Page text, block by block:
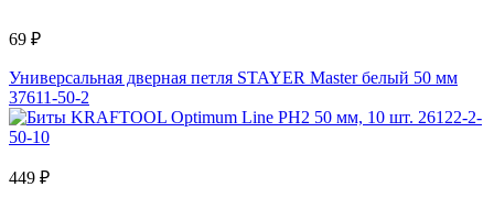
69 ₽
Универсальная дверная петля STAYER Master белый 50 мм
37611-50-2
449 ₽